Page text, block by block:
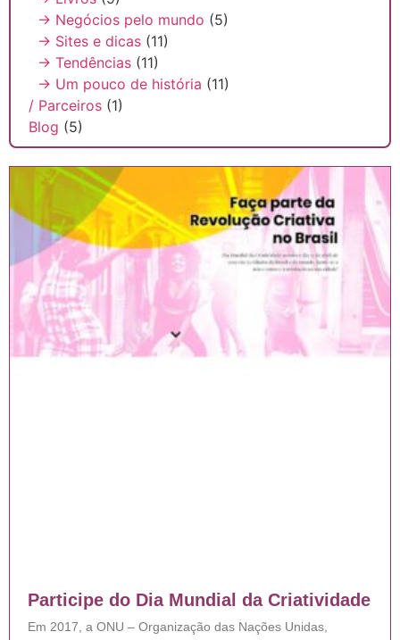
Participe do Dia Mundial da Criatividade
Em 2017, a ONU – Organização das Nações Unidas,
→ Negócios pelo mundo (5)
→ Sites e dicas (11)
→ Tendências (11)
→ Um pouco de história (11)
/ Parceiros (1)
Blog (5)